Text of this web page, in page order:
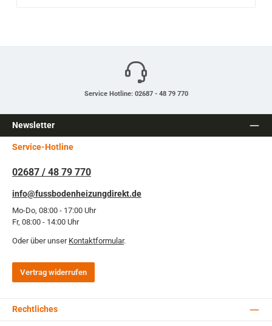
Service Hotline: 02687 - 48 79 770
Newsletter
Service-Hotline
02687 / 48 79 770
info@fussbodenheizungdirekt.de
Mo-Do, 08:00 - 17:00 Uhr
Fr, 08:00 - 14:00 Uhr
Oder über unser Kontaktformular.
Vertrag widerrufen
Rechtliches